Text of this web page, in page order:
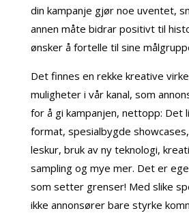
din kampanje gjør noe uventet,
annen måte bidrar positivt til
ønsker å fortelle til sine
Det finnes en rekke kreative
muligheter i vår kanal, som
for å gi kampanjen, nettopp: Det
format, spesialbygde
leskur, bruk av ny teknologi,
sampling og mye mer. Det er
som setter grenser! Med slike
ikke annonsører bare styrke